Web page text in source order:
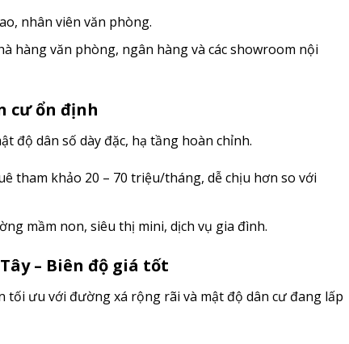
nhân viên văn phòng.
hàng văn phòng, ngân hàng và các showroom nội
cư ổn định
độ dân số dày đặc, hạ tầng hoàn chỉnh.
tham khảo 20 – 70 triệu/tháng, dễ chịu hơn so với
mầm non, siêu thị mini, dịch vụ gia đình.
– Biên độ giá tốt
tối ưu với đường xá rộng rãi và mật độ dân cư đang lấp